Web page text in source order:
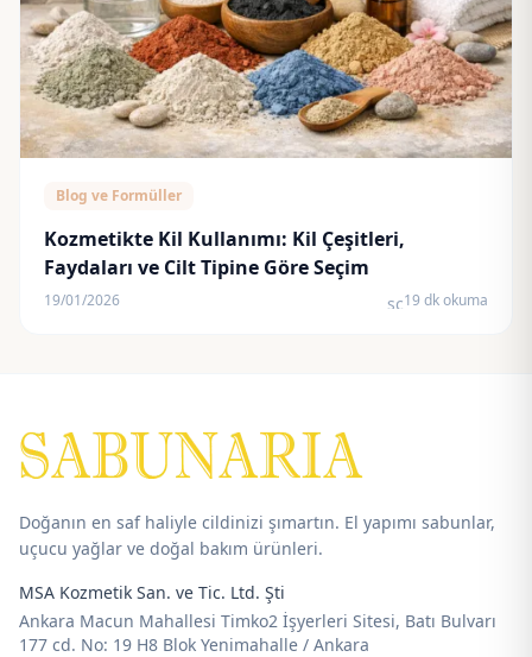
Blog ve Formüller
Kozmetikte Kil Kullanımı: Kil Çeşitleri,
Faydaları ve Cilt Tipine Göre Seçim
19/01/2026 schedule
19 dk okuma
Doğanın en saf haliyle cildinizi şımartın. El yapımı sabunlar,
uçucu yağlar ve doğal bakım ürünleri.
MSA Kozmetik San. ve Tic. Ltd. Şti
Ankara Macun Mahallesi Timko2 İşyerleri Sitesi, Batı Bulvarı
177 cd. No: 19 H8 Blok Yenimahalle / Ankara